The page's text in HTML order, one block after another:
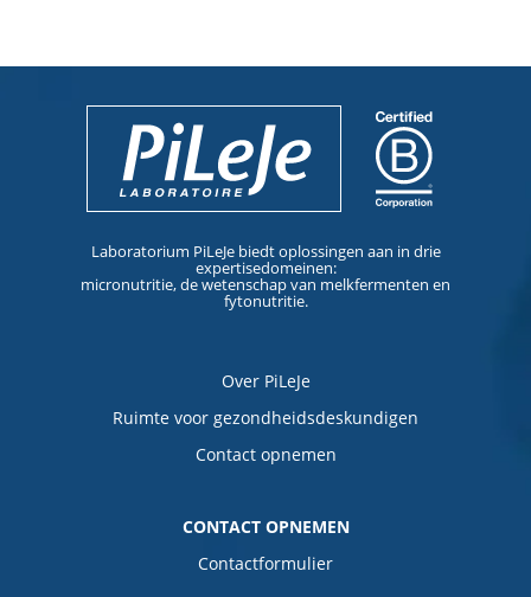
Laboratorium PiLeJe biedt oplossingen aan in drie
expertisedomeinen:
micronutritie, de wetenschap van melkfermenten en
fytonutritie.
Over PiLeJe
Ruimte voor gezondheidsdeskundigen
Contact opnemen
CONTACT OPNEMEN
Contactformulier